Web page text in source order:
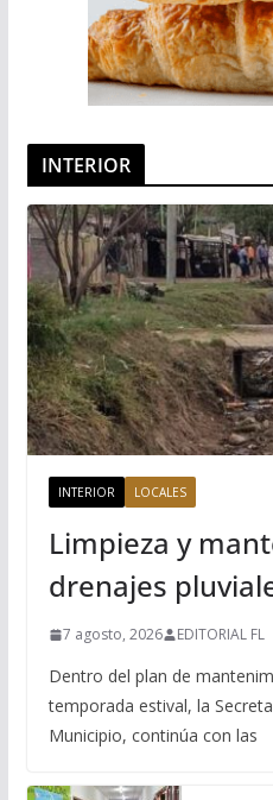
INTERIOR
INTERIOR LOCALES
Limpieza y
drenajes
7 agosto, 2026 EDITORIAL FL
Dentro del plan de
temporada estival, la
Municipio, continúa con las